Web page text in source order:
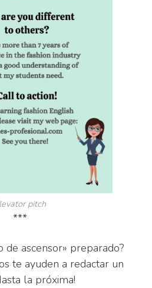
pitch
***
de ascensor» preparado?
te ayuden a redactar un
la próxima!